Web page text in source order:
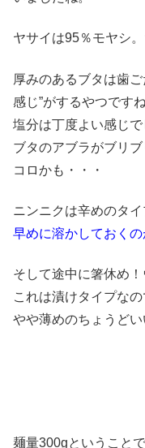
ヤサイは95％モヤシ
厚みのあるブタは歯
感じ”がするやつですね
塩分は丁度よい感じで
ブタのアブラがブリ
コロかも・・・
ニンニクは辛めのタ
早めに溶かしておくの
そして途中に箸休め！
これは漬けタイプな
やや薄めのちょうど
麺量300gということ